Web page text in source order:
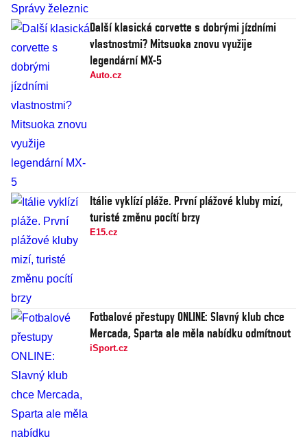
Další klasická corvette s dobrými jízdními
vlastnostmi? Mitsuoka znovu využije
legendární MX-5
Auto.cz
Itálie vyklízí pláže. První plážové kluby mizí,
turisté změnu pocítí brzy
E15.cz
Fotbalové přestupy ONLINE: Slavný klub chce
Mercada, Sparta ale měla nabídku odmítnout
iSport.cz